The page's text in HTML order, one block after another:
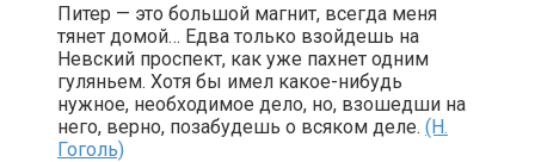
Питер — это большой магнит, всегда меня
тянет домой… Едва только взойдешь на
Невский проспект, как уже пахнет одним
гуляньем. Хотя бы имел какое-нибудь
нужное, необходимое дело, но, взошедши на
него, верно, позабудешь о всяком деле. (Н.
Гоголь)